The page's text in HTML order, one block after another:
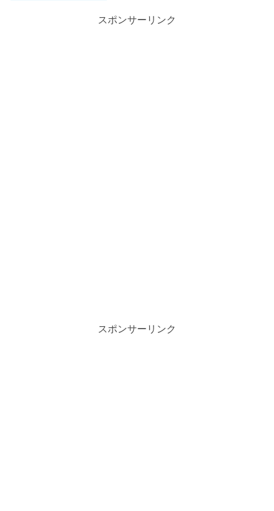
スポンサーリンク
スポンサーリンク